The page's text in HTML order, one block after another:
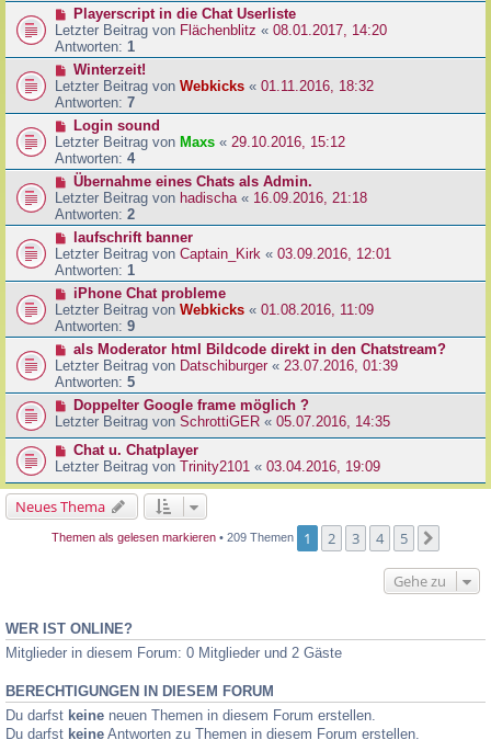
Playerscript in die Chat Userliste
Letzter Beitrag von Flächenblitz « 08.01.2017, 14:20
Antworten: 1
Winterzeit!
Letzter Beitrag von Webkicks « 01.11.2016, 18:32
Antworten: 7
Login sound
Letzter Beitrag von Maxs « 29.10.2016, 15:12
Antworten: 4
Übernahme eines Chats als Admin.
Letzter Beitrag von hadischa « 16.09.2016, 21:18
Antworten: 2
laufschrift banner
Letzter Beitrag von Captain_Kirk « 03.09.2016, 12:01
Antworten: 1
iPhone Chat probleme
Letzter Beitrag von Webkicks « 01.08.2016, 11:09
Antworten: 9
als Moderator html Bildcode direkt in den Chatstream?
Letzter Beitrag von Datschiburger« 23.07.2016, 01:39
Antworten: 5
Doppelter Google frame möglich ?
Letzter Beitrag von SchrottiGER « 05.07.2016, 14:35
Chat u. Chatplayer
Letzter Beitrag von Trinity2101 « 03.04.2016, 19:09
Neues Thema
Themen als gelesen markieren • 209 Themen 1 2 3 4 5
Gehe zu
WER IST ONLINE?
Mitglieder in diesem Forum: 0 Mitglieder und 2 Gäste
BERECHTIGUNGEN IN DIESEM FORUM
Du darfst keine neuen Themen in diesem Forum erstellen.
Du darfst keine Antworten zu Themen in diesem Forum erstellen.